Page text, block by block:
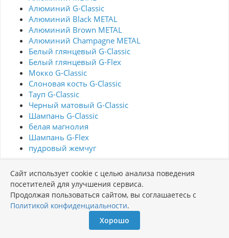
Алюминий G-Classic
Алюминий Black METAL
Алюминий Brown METAL
Алюминий Champagne METAL
Белый глянцевый G-Classic
Белый глянцевый G-Flex
Мокко G-Classic
Слоновая кость G-Classic
Тауп G-Classic
Черный матовый G-Classic
Шампань G-Classic
белая магнолия
Шампань G-Flex
пудровый жемчуг
Сайт использует cookie с целью анализа поведения
посетителей для улучшения сервиса.
Продолжая пользоваться сайтом, вы соглашаетесь с
Политикой конфиденциальности.
Хорошо